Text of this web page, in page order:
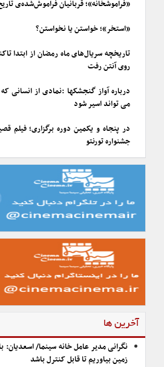
«فراموشخانه»؛ قربانیان فراموش‌شده‌ی
«استخر»؛ خواستن یا نخواستن؟
روی آنتن رفت
درباره آواز گنجشکها :نمادی از انسانی
می تواند اسیر شود
در پنجاه و یکمین دوره برگزاری؛
جشنواره تورنتو
آخرین ها
نگرانی مدیر عامل خانه سینما/ اسعدیان:
زمین بیاوریم تا قابل کنترل باشد